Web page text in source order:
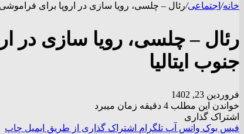
خانه/ اجتماعی/رئال – چلسی، رویا سازی در اروپا برای فراموشی
رئال – چلسی، رویا سازی در
جنوب ایتالیا
فروردین 23, 1402
خواندن این مطلب 4 دقیقه زمان میبرد
اشتراک گذاری
فیس بوک واتس آپ تلگرام اشتراک گذاری از طریق ایمیل چاپ